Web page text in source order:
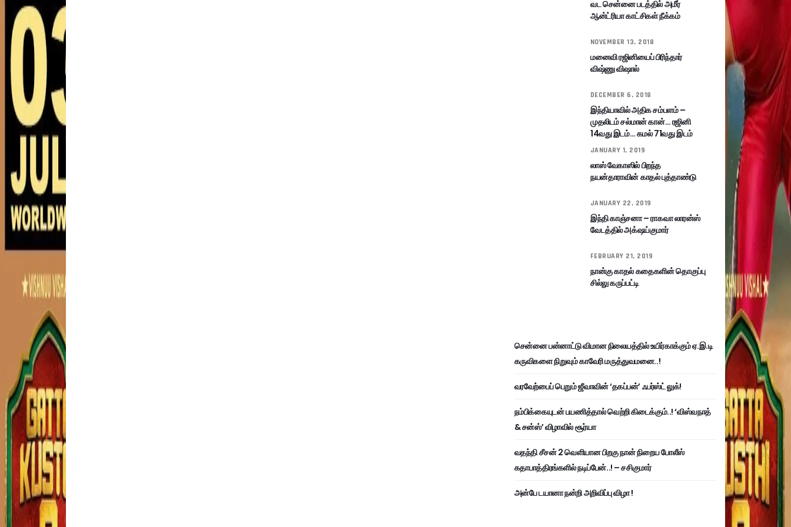
வட சென்னை படத்தில் அமீர்
ஆன்ட்ரியா காட்சிகள் நீக்கம்
NOVEMBER 13, 2018
மனைவி ரஜினியைப் பிரிந்தார்
விஷ்ணு விஷால்
DECEMBER 6, 2018
இந்தியாவில் அதிக சம்பளம் –
முதலிடம் சல்மான் கான்… ரஜினி
14வது இடம்… கமல் 71வது இடம்
JANUARY 1, 2019
லாஸ் வேகாஸில் பிறந்த
நயன்தாராவின் காதல் புத்தாண்டு
JANUARY 22, 2019
இந்தி காஞ்சனா – ராகவா லாரன்ஸ்
வேடத்தில் அக்‌ஷய்குமார்
FEBRUARY 21, 2019
நான்கு காதல் கதைகளின் தொகுப்பு
சில்லு கருப்பட்டி
சென்னை பன்னாட்டு விமான நிலையத்தில் உயிர்காக்கும் ஏ.இ.டி
கருவிகளை நிறுவும் காவேரி மருத்துவமனை..!
வரவேற்பைப் பெறும் ஜீவாவின் ‘தகப்பன்’ ஃபர்ஸ்ட் லுக்!
நம்பிக்கையுடன் பயணித்தால் வெற்றி கிடைக்கும்..! ‘விஸ்வநாத்
& சன்ஸ்’ விழாவில் சூர்யா
வதந்தி சீசன் 2 வெளியான பிறகு நான் நிறைய போலீஸ்
கதாபாத்திரங்களில் நடிப்பேன்..! – சசிகுமார்
அன்பே டயானா நன்றி அறிவிப்பு விழா !